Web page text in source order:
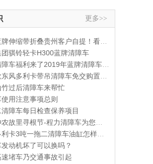
更多>>
缩带折叠贵州客户自提！看看我们的角度是不是
骐铃轻卡H300蓝牌清障车
车福利来了2019年蓝牌清障车取消营运证
多利卡带吊清障车免交购置税购车立省2万元
竹过后清障车来帮忙
用注意事项总则
障车每日检查保养项目
里寻根节-程力清障车为您的出行保驾护航
卡3吨一拖二清障车油缸怎样保养
动机坏了可以换吗？
速堵车乃交通事故引起